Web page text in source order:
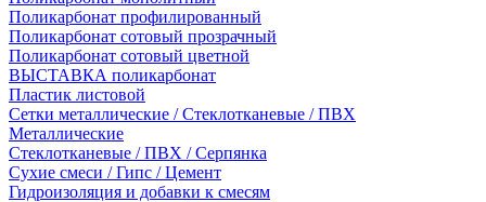
Поликарбонат профилированный
Поликарбонат сотовый прозрачный
Поликарбонат сотовый цветной
ВЫСТАВКА поликарбонат
Пластик листовой
Сетки металлические / Стеклотканевые / ПВХ
Металлические
Стеклотканевые / ПВХ / Серпянка
Сухие смеси / Гипс / Цемент
Гидроизоляция и добавки к смесям